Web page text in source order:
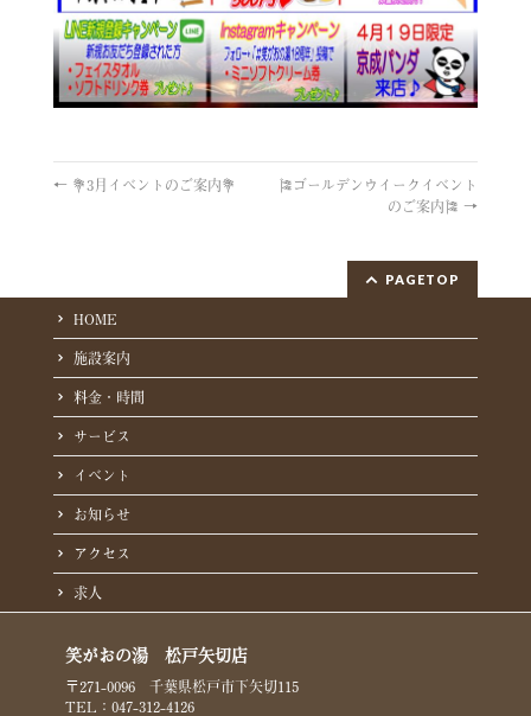
← 💐3月イベントのご案内💐
🎏ゴールデンウイークイベント
のご案内🎏 →
PAGETOP
HOME
施設案内
料金・時間
サービス
イベント
お知らせ
アクセス
求人
笑がおの湯 松戸矢切店
〒271-0096 千葉県松戸市下矢切115
TEL：047-312-4126